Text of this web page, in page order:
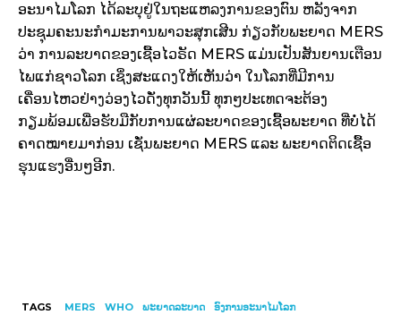
ອະນາໄມໂລກ ໄດ້ລະບຸຢູ່ໃນຖະແຫລງການຂອງຕົນ ຫລັງຈາກ
ປະຊຸມຄະນະກຳມະການພາວະສຸກເສີນ ກ່ຽວກັບພະຍາດ MERS
ວ່າ ການລະບາດຂອງເຊື້ອໄວຣັດ MERS ແມ່ນເປັນສັນຍານເຕືອນ
ໄພແກ່ຊາວໂລກ ເຊິ່ງສະແດງໃຫ້ເຫັນວ່າ ໃນໂລກທີ່ມີການ
ເຄື່ອນໄຫວຢ່າງວ່ອງໄວດັ່ງທຸກວັນນີ້ ທຸກໆປະເທດຈະຕ້ອງ
ກຽມພ້ອມເພື່ອຮັບມືກັບການແຜ່ລະບາດຂອງເຊື້ອພະຍາດ ທີ່ບໍ່ໄດ້
ຄາດໝາຍມາກ່ອນ ເຊັ່ນພະຍາດ MERS ແລະ ພະຍາດຕິດເຊື້ອ
ຮຸນແຮງອື່ນໆອີກ.
TAGS ​MERS WHO ພະຍາດລະບາດ ອົງການອະນາໄມໂລກ